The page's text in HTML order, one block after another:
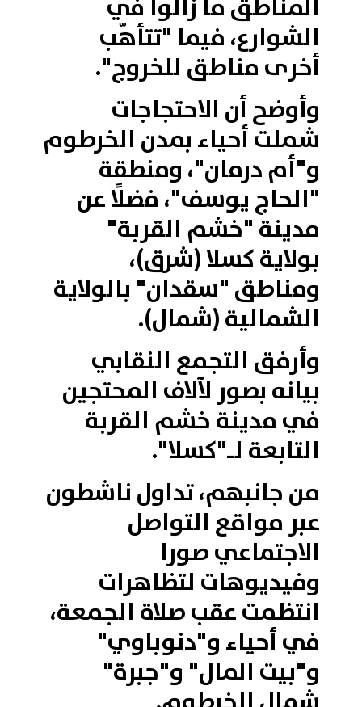
المناطق ما زالوا في
الشوارع، فيما "تتأهّب
أخرى مناطق للخروج".
وأوضح أن الاحتجاجات
شملت أحياء بمدن الخرطوم
و"أم درمان"، ومنطقة
"الحاج يوسف"، فضلًا عن
مدينة "خشم القربة"
بولاية كسلا (شرق)،
ومناطق "سقدان" بالولاية
الشمالية (شمال).
وأرفق التجمع النقابي
بيانه بصور لآلاف المحتجين
في مدينة خشم القربة
التابعة لـ"كسلا".
من جانبهم، تداول ناشطون
عبر مواقع التواصل
الاجتماعي صورا
وفيديوهات لتظاهرات
انتظمت عقب صلاة الجمعة،
في أحياء و"دنوباوي"
و"بيت المال" و"جبرة"